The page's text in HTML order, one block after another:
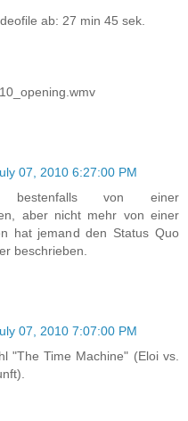
ab: 27 min 45 sek.
07, 2010 6:27:00 PM
von einer
aber nicht mehr von einer
hat jemand den Status Quo
beschrieben.
07, 2010 7:07:00 PM
"The Time Machine" (Eloi vs.